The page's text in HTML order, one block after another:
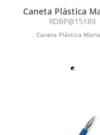
Caneta Plástica
RDBP@15189
Caneta Plástica